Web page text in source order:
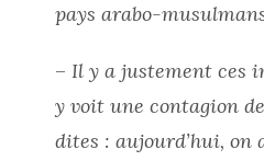
pays arabo-
– Il y a justement ces
y voit une contagion
dites : aujourd’hui, on